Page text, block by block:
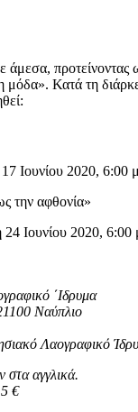
άμεσα, προτείνοντας
μόδα». Κατά τη
Ιουνίου 2020, 6:00
την αφθονία»
24 Ιουνίου 2020, 6:00
΄Ιδρυμα
Ναύπλιο
Λαογραφικό
στα αγγλικά.
€